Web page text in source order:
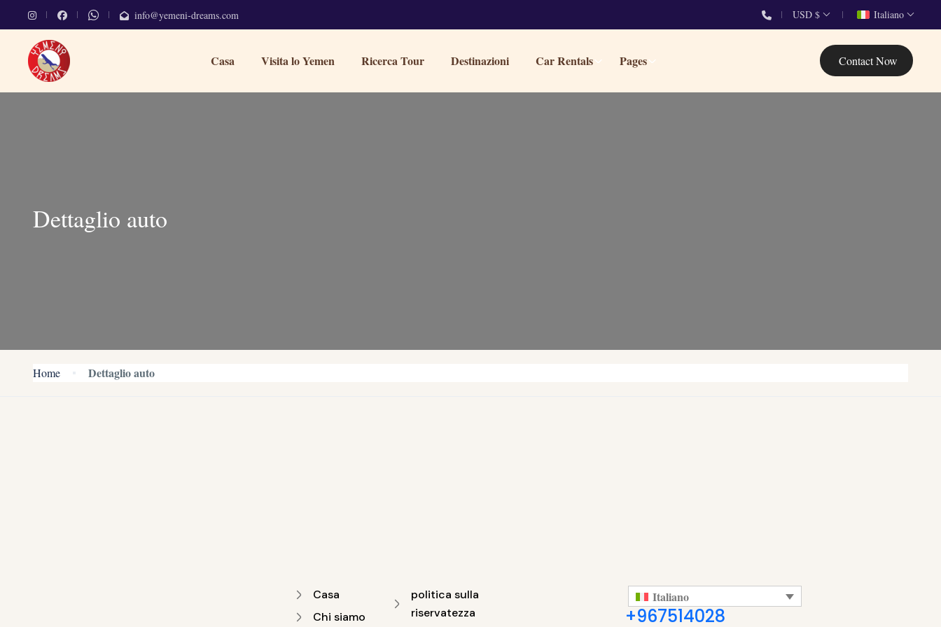
info@yemeni-dreams.com USD $ Italiano
Casa Visita lo Yemen Ricerca Tour Destinazioni Car Rentals Pages Contact Now
Dettaglio auto
Home Dettaglio auto
Casa
Chi siamo
politica sulla
riservatezza
Italiano
+967514028